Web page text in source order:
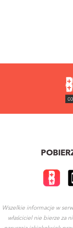
Wszelkie informacje w
właściciel nie bierze za